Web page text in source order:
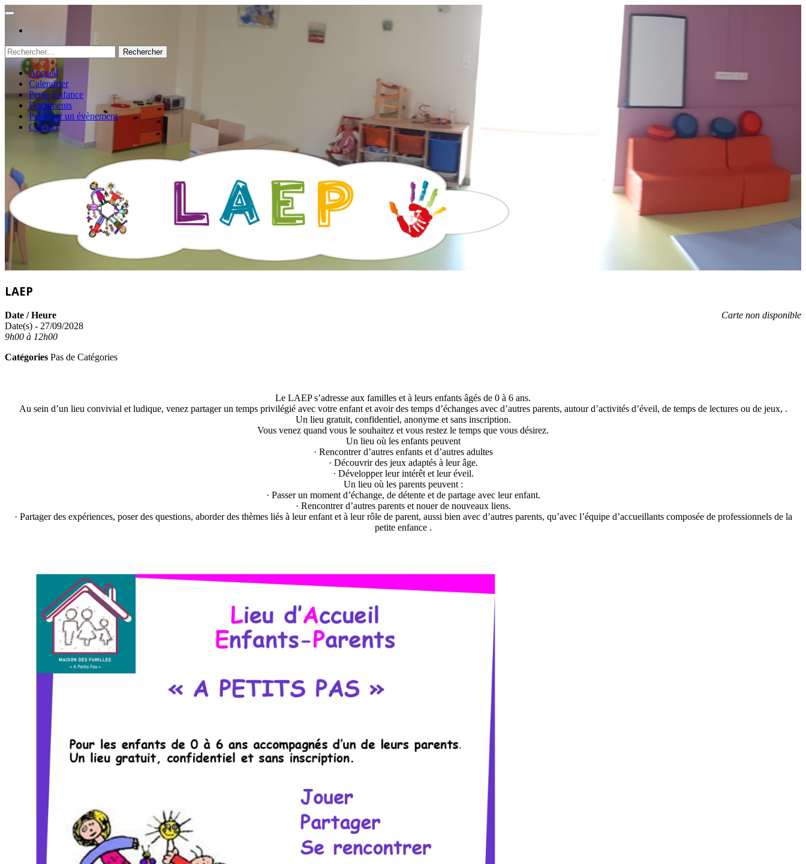
Rechercher :
Accueil
Calendrier
Petite Enfance
Documents
Proposer un évènement
Contact
LAEP
Carte non disponible
Date / Heure
Date(s) - 27/09/2028
9h00 à 12h00
Catégories Pas de Catégories
Le LAEP s’adresse aux familles et à leurs enfants âgés de 0 à 6 ans.
Au sein d’un lieu convivial et ludique, venez partager un temps privilégié avec votre enfant et avoir des temps d’échanges avec d’autres parents, autour d’activités d’éveil, de temps de lectures ou de jeux, .
Un lieu gratuit, confidentiel, anonyme et sans inscription.
Vous venez quand vous le souhaitez et vous restez le temps que vous désirez.
Un lieu où les enfants peuvent
· Rencontrer d’autres enfants et d’autres adultes
· Découvrir des jeux adaptés à leur âge.
· Développer leur intérêt et leur éveil.
Un lieu où les parents peuvent :
· Passer un moment d’échange, de détente et de partage avec leur enfant.
· Rencontrer d’autres parents et nouer de nouveaux liens.
· Partager des expériences, poser des questions, aborder des thèmes liés à leur enfant et à leur rôle de parent, aussi bien avec d’autres parents, qu’avec l’équipe d’accueillants composée de professionnels de la
petite enfance .